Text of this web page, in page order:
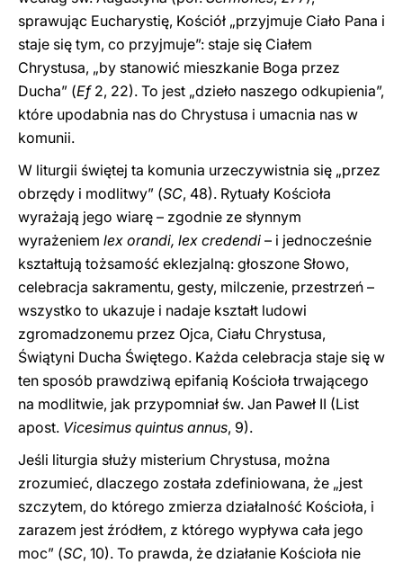
sprawując Eucharystię, Kościół „przyjmuje Ciało Pana i
staje się tym, co przyjmuje”: staje się Ciałem
Chrystusa, „by stanowić mieszkanie Boga przez
Ducha” (Ef 2, 22). To jest „dzieło naszego odkupienia”,
które upodabnia nas do Chrystusa i umacnia nas w
komunii.
W liturgii świętej ta komunia urzeczywistnia się „przez
obrzędy i modlitwy” (SC, 48). Rytuały Kościoła
wyrażają jego wiarę – zgodnie ze słynnym
wyrażeniem lex orandi, lex credendi – i jednocześnie
kształtują tożsamość eklezjalną: głoszone Słowo,
celebracja sakramentu, gesty, milczenie, przestrzeń –
wszystko to ukazuje i nadaje kształt ludowi
zgromadzonemu przez Ojca, Ciału Chrystusa,
Świątyni Ducha Świętego. Każda celebracja staje się w
ten sposób prawdziwą epifanią Kościoła trwającego
na modlitwie, jak przypomniał św. Jan Paweł II (List
apost. Vicesimus quintus annus, 9).
Jeśli liturgia służy misterium Chrystusa, można
zrozumieć, dlaczego została zdefiniowana, że „jest
szczytem, do którego zmierza działalność Kościoła, i
zarazem jest źródłem, z którego wypływa cała jego
moc” (SC, 10). To prawda, że działanie Kościoła nie